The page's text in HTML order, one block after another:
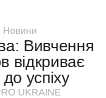
Новини
Вивчення
відкриває
успіху
UKRAINE